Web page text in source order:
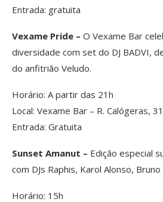
Entrada: gratuita
Vexame Pride – O Vexame Bar
diversidade com set do DJ BADVI,
do anfitrião Veludo.
Horário: A partir das 21h
Local: Vexame Bar – R. Calógeras,
Entrada: Gratuita
Sunset Amanut – Edição especial
com DJs Raphis, Karol Alonso, Bruno
Horário: 15h